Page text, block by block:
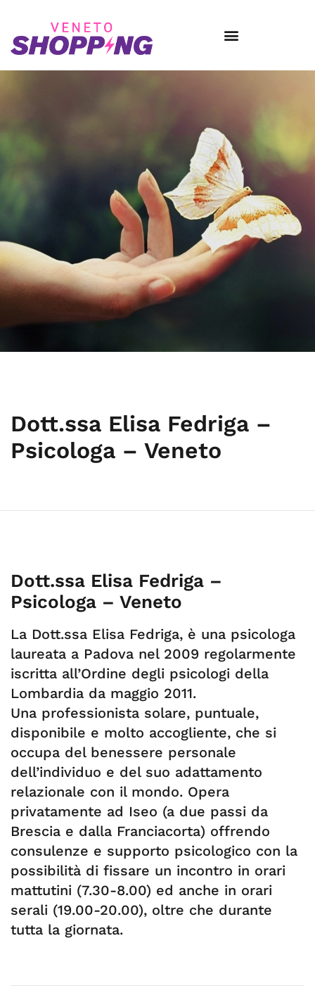
Dott.ssa Elisa Fedriga –
Psicologa – Veneto
Dott.ssa Elisa Fedriga –
Psicologa – Veneto
La Dott.ssa Elisa Fedriga, è una psicologa
laureata a Padova nel 2009 regolarmente
iscritta all’Ordine degli psicologi della
Lombardia da maggio 2011.
Una professionista solare, puntuale,
disponibile e molto accogliente, che si
occupa del benessere personale
dell’individuo e del suo adattamento
relazionale con il mondo. Opera
privatamente ad Iseo (a due passi da
Brescia e dalla Franciacorta) offrendo
consulenze e supporto psicologico con la
possibilità di fissare un incontro in orari
mattutini (7.30-8.00) ed anche in orari
serali (19.00-20.00), oltre che durante
tutta la giornata.